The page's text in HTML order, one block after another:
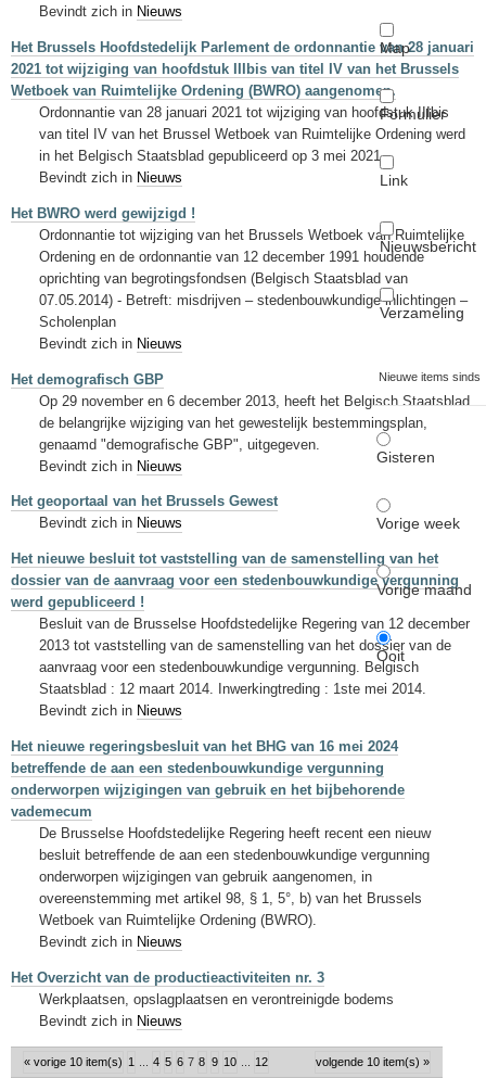
Map
Formulier
Link
Nieuwsbericht
Verzameling
Nieuwe items sinds
Gisteren
Vorige week
Vorige maand
Ooit
Bevindt zich in Nieuws
Het Brussels Hoofdstedelijk Parlement de ordonnantie van 28 januari
2021 tot wijziging van hoofdstuk IIIbis van titel IV van het Brussels
Wetboek van Ruimtelijke Ordening (BWRO) aangenomen.
Ordonnantie van 28 januari 2021 tot wijziging van hoofdstuk IIIbis
van titel IV van het Brussel Wetboek van Ruimtelijke Ordening werd
in het Belgisch Staatsblad gepubliceerd op 3 mei 2021.
Bevindt zich in Nieuws
Het BWRO werd gewijzigd !
Ordonnantie tot wijziging van het Brussels Wetboek van Ruimtelijke
Ordening en de ordonnantie van 12 december 1991 houdende
oprichting van begrotingsfondsen (Belgisch Staatsblad van
07.05.2014) - Betreft: misdrijven – stedenbouwkundige inlichtingen –
Scholenplan
Bevindt zich in Nieuws
Het demografisch GBP
Op 29 november en 6 december 2013, heeft het Belgisch Staatsblad
de belangrijke wijziging van het gewestelijk bestemmingsplan,
genaamd "demografische GBP", uitgegeven.
Bevindt zich in Nieuws
Het geoportaal van het Brussels Gewest
Bevindt zich in Nieuws
Het nieuwe besluit tot vaststelling van de samenstelling van het
dossier van de aanvraag voor een stedenbouwkundige vergunning
werd gepubliceerd !
Besluit van de Brusselse Hoofdstedelijke Regering van 12 december
2013 tot vaststelling van de samenstelling van het dossier van de
aanvraag voor een stedenbouwkundige vergunning. Belgisch
Staatsblad : 12 maart 2014. Inwerkingtreding : 1ste mei 2014.
Bevindt zich in Nieuws
Het nieuwe regeringsbesluit van het BHG van 16 mei 2024
betreffende de aan een stedenbouwkundige vergunning
onderworpen wijzigingen van gebruik en het bijbehorende
vademecum
De Brusselse Hoofdstedelijke Regering heeft recent een nieuw
besluit betreffende de aan een stedenbouwkundige vergunning
onderworpen wijzigingen van gebruik aangenomen, in
overeenstemming met artikel 98, § 1, 5°, b) van het Brussels
Wetboek van Ruimtelijke Ordening (BWRO).
Bevindt zich in Nieuws
Het Overzicht van de productieactiviteiten nr. 3
Werkplaatsen, opslagplaatsen en verontreinigde bodems
Bevindt zich in Nieuws
« vorige 10 item(s) volgende 10 item(s) »
1 4 5 6 7 8 9 10 12